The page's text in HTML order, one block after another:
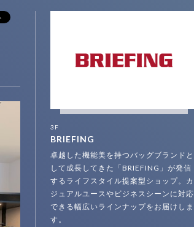
3F
BRIEFING
卓越した機能美を持つバッグブランドと
して成長してきた「BRIEFING」が発信
するライフスタイル提案型ショップ。カ
ジュアルユースやビジネスシーンに対応
できる幅広いラインナップをお届けしま
す。